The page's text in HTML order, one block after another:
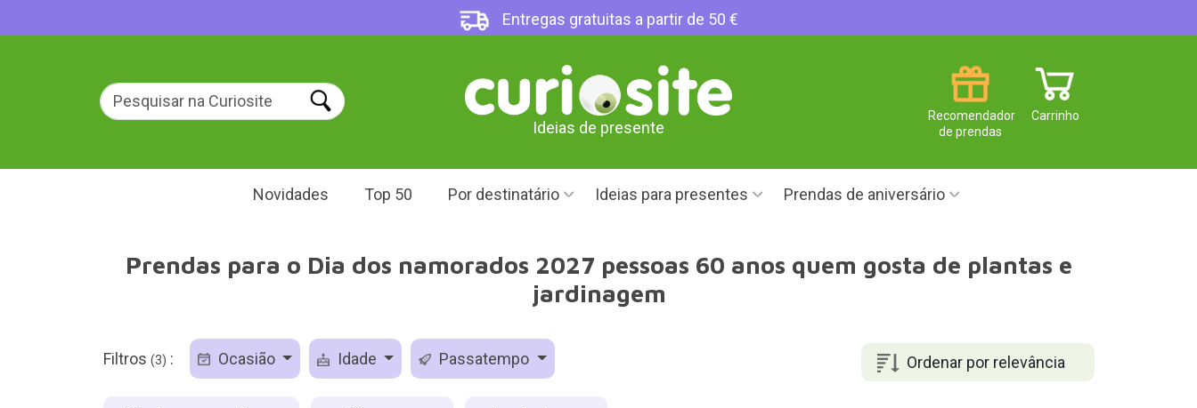
Entregas gratuitas a partir de 50 €
Ideias de presente
Carrinho
Recomendador
de prendas
Novidades Top 50 Por destinatário Ideias para presentes Prendas de aniversário
Prendas para o Dia dos namorados 2027 pessoas 60 anos quem gosta de plantas e
jardinagem
Ordenar por relevância
Filtros (3) : Ocasião Idade Passatempo